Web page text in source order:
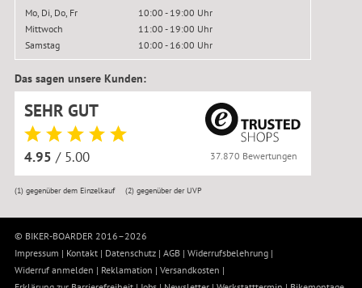
Mo, Di, Do, Fr
10:00 - 19:00 Uhr
Mittwoch
11:00 - 19:00 Uhr
Samstag
10:00 - 16:00 Uhr
Das sagen unsere Kunden:
SEHR GUT
4.95 / 5.00 37.870 Bewertungen
(1)gegenüber dem Einzelkauf (2) gegenüber der UVP
© BIKER-BOARDER 2016–2026
Impressum | Kontakt | Datenschutz | AGB | Widerrufsbelehrung |
Widerruf anmelden | Reklamation | Versandkosten |